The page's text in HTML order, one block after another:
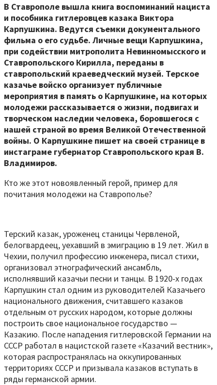
В Ставрополе вышла книга воспоминаний нациста
и пособника гитлеровцев казака Виктора
Карпушкина. Ведутся съемки документального
фильма о его судьбе. Личные вещи Карпушкина,
при содействии митрополита Невинномысского и
Ставропольского Кирилла, переданы в
ставропольский краеведческий музей. Терское
казачье войско организует публичные
мероприятия в память о Карпушкине, на которых
молодежи рассказывается о жизни, подвигах и
творческом наследии человека, боровшегося с
нашей страной во время Великой Отечественной
войны. О Карпушкине пишет на своей странице в
инстаграме губернатор Ставропольского края В.
Владимиров.
Кто же этот новоявленный герой, пример для
почитания молодежи на Ставрополье?
Терский казак, уроженец станицы Червленой,
белогвардеец, уехавший в эмиграцию в 19 лет. Жил в
Чехии, получил профессию инженера, писал стихи,
организовал этнографический ансамбль,
исполнявший казачьи песни и танцы. В 1920-х годах
Карпушкин стал одним из руководителей Казачьего
национального движения, считавшего казаков
отдельным от русских народом, которые должны
построить свое национальное государство —
Казакию. После нападения гитлеровской Германии на
СССР работал в нацистской газете «Казачий вестник»,
которая распространялась на оккупированных
территориях СССР и призывала казаков вступать в
ряды германской армии.